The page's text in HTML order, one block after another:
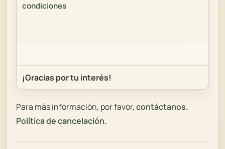
condiciones
¡Gracias por tu interés!
Para más información, por favor,contáctanos.
Política de cancelación.